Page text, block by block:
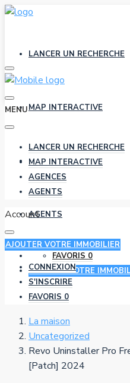
LANCER UN RECHERCHE
MAP INTERACTIVE
AGENCES
AGENTS
FAVORIS 0
AJOUTER VOTRE
MENU
LANCER UN RECHERCHE
MAP INTERACTIVE
AGENCES
AGENTS
Account
AJOUTER VOTRE IMMOBILIER
CONNEXION
S'INSCRIRE
FAVORIS 0
La maison
Uncategorized
Revo Uninstaller Pro
[Patch] 2024